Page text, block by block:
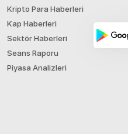
Kripto Para Haberleri
Kap Haberleri
Sektör Haberleri
Seans Raporu
Piyasa Analizleri